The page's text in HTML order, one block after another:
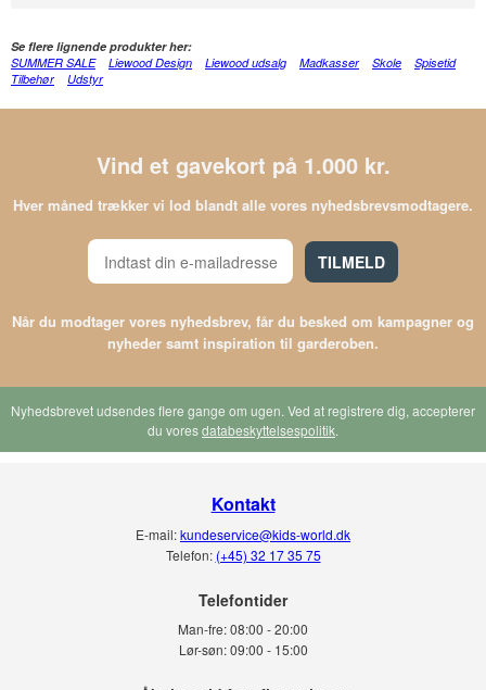
Se flere lignende produkter her:
SUMMER SALE
Liewood Design Liewood udsalg Madkasser Skole
Spisetid
Tilbehør
Udstyr
Vind et gavekort på 1.000 kr.
Hver måned trækker vi lod blandt alle vores nyhedsbrevsmodtagere.
TILMELD
Når du modtager vores nyhedsbrev, får du besked om kampagner og
nyheder samt inspiration til garderoben.
Nyhedsbrevet udsendes flere gange om ugen. Ved at registrere dig, accepterer
du voresdatabeskyttelsespolitik.
Kontakt
E-mail:kundeservice@kids-world.dk
Telefon: (+45) 32 17 35 75
Telefontider
Man-fre:08:00 - 20:00
Lør-søn: 09:00 - 15:00